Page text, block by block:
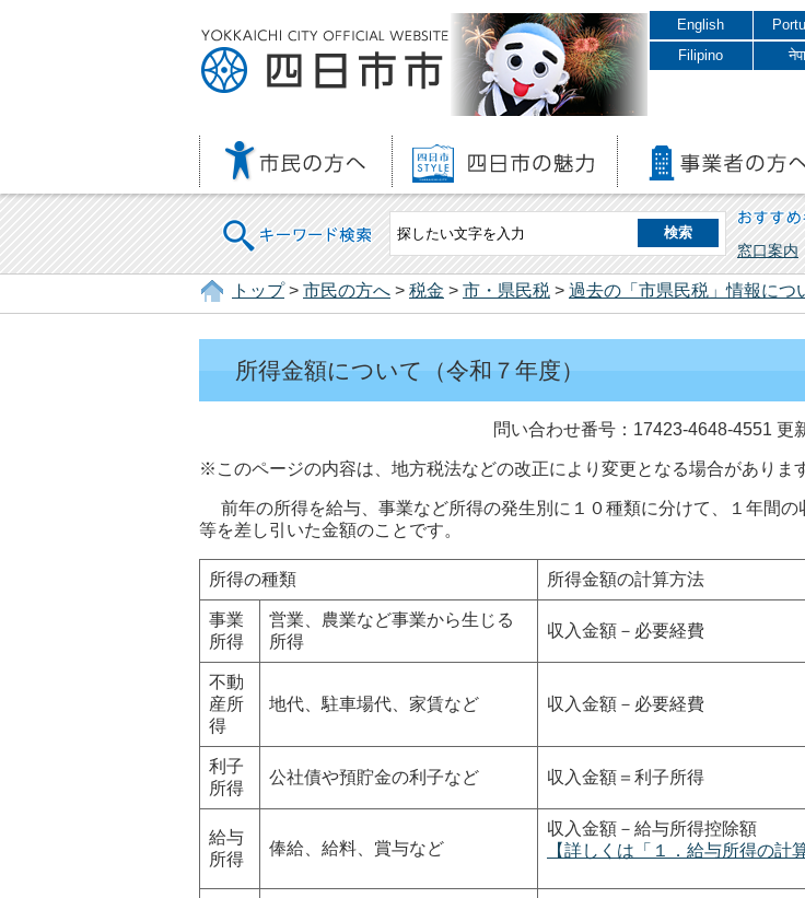
English
Filipino
キーワード検索 おすすめ
窓口案内
トップ> 市民の方へ > 税金 > 市・県民税 > 過去の「市県民税」情報につ
所得金額について（令和７年度）
問い合わせ番号：17423-4648-4551 更
※このページの内容は、地方税法などの改正により変更となる場合がありま
前年の所得を給与、事業など所得の発生別に１０種類に分けて、１年間の
等を差し引いた金額のことです。
所得の種類 所得金額の計算方法
事業
所得
営業、農業など事業から生じる
所得
収入金額－必要経費
不動
産所
得
地代、駐車場代、家賃など 収入金額－必要経費
利子
所得
公社債や預貯金の利子など 収入金額＝利子所得
給与
所得
俸給、給料、賞与など
収入金額－給与所得控除額
【詳しくは「１．給与所得の計